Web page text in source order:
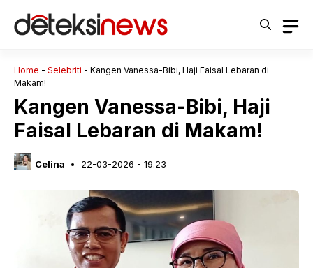
Home - Selebriti - Kangen Vanessa-Bibi, Haji Faisal Lebaran di
Makam!
Kangen Vanessa-Bibi, Haji
Faisal Lebaran di Makam!
Celina 22-03-2026 - 19.23